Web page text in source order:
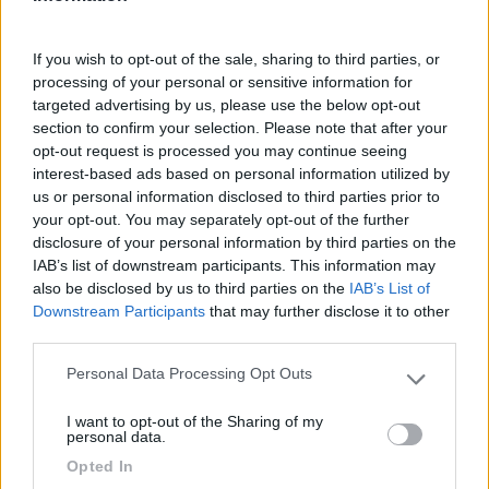
If you wish to opt-out of the sale, sharing to third parties, or
processing of your personal or sensitive information for
targeted advertising by us, please use the below opt-out
section to confirm your selection. Please note that after your
opt-out request is processed you may continue seeing
interest-based ads based on personal information utilized by
us or personal information disclosed to third parties prior to
your opt-out. You may separately opt-out of the further
disclosure of your personal information by third parties on the
IAB’s list of downstream participants. This information may
also be disclosed by us to third parties on the IAB’s List of
Downstream Participants that may further disclose it to other
Please note that this website/app uses one or more Google
not limited to your visit or usage behaviour. You may click to
use your data for below specified purposes in below Google
Personal Data Processing Opt Outs
I want to opt-out of the Sharing of my
personal data.
Opted In
Scenario naturale esterno all'area, bello.
Caratteristiche Posizione Pulizia Servizi
Silpa51 31/07/2018 10:30
Confermo in pieno commento precedente.
Biglietto per navetta costo 1€ x tutto il giorno. CS
spartano ma funzionale. Nessun problema x mezzi
Servizi
loschioppo